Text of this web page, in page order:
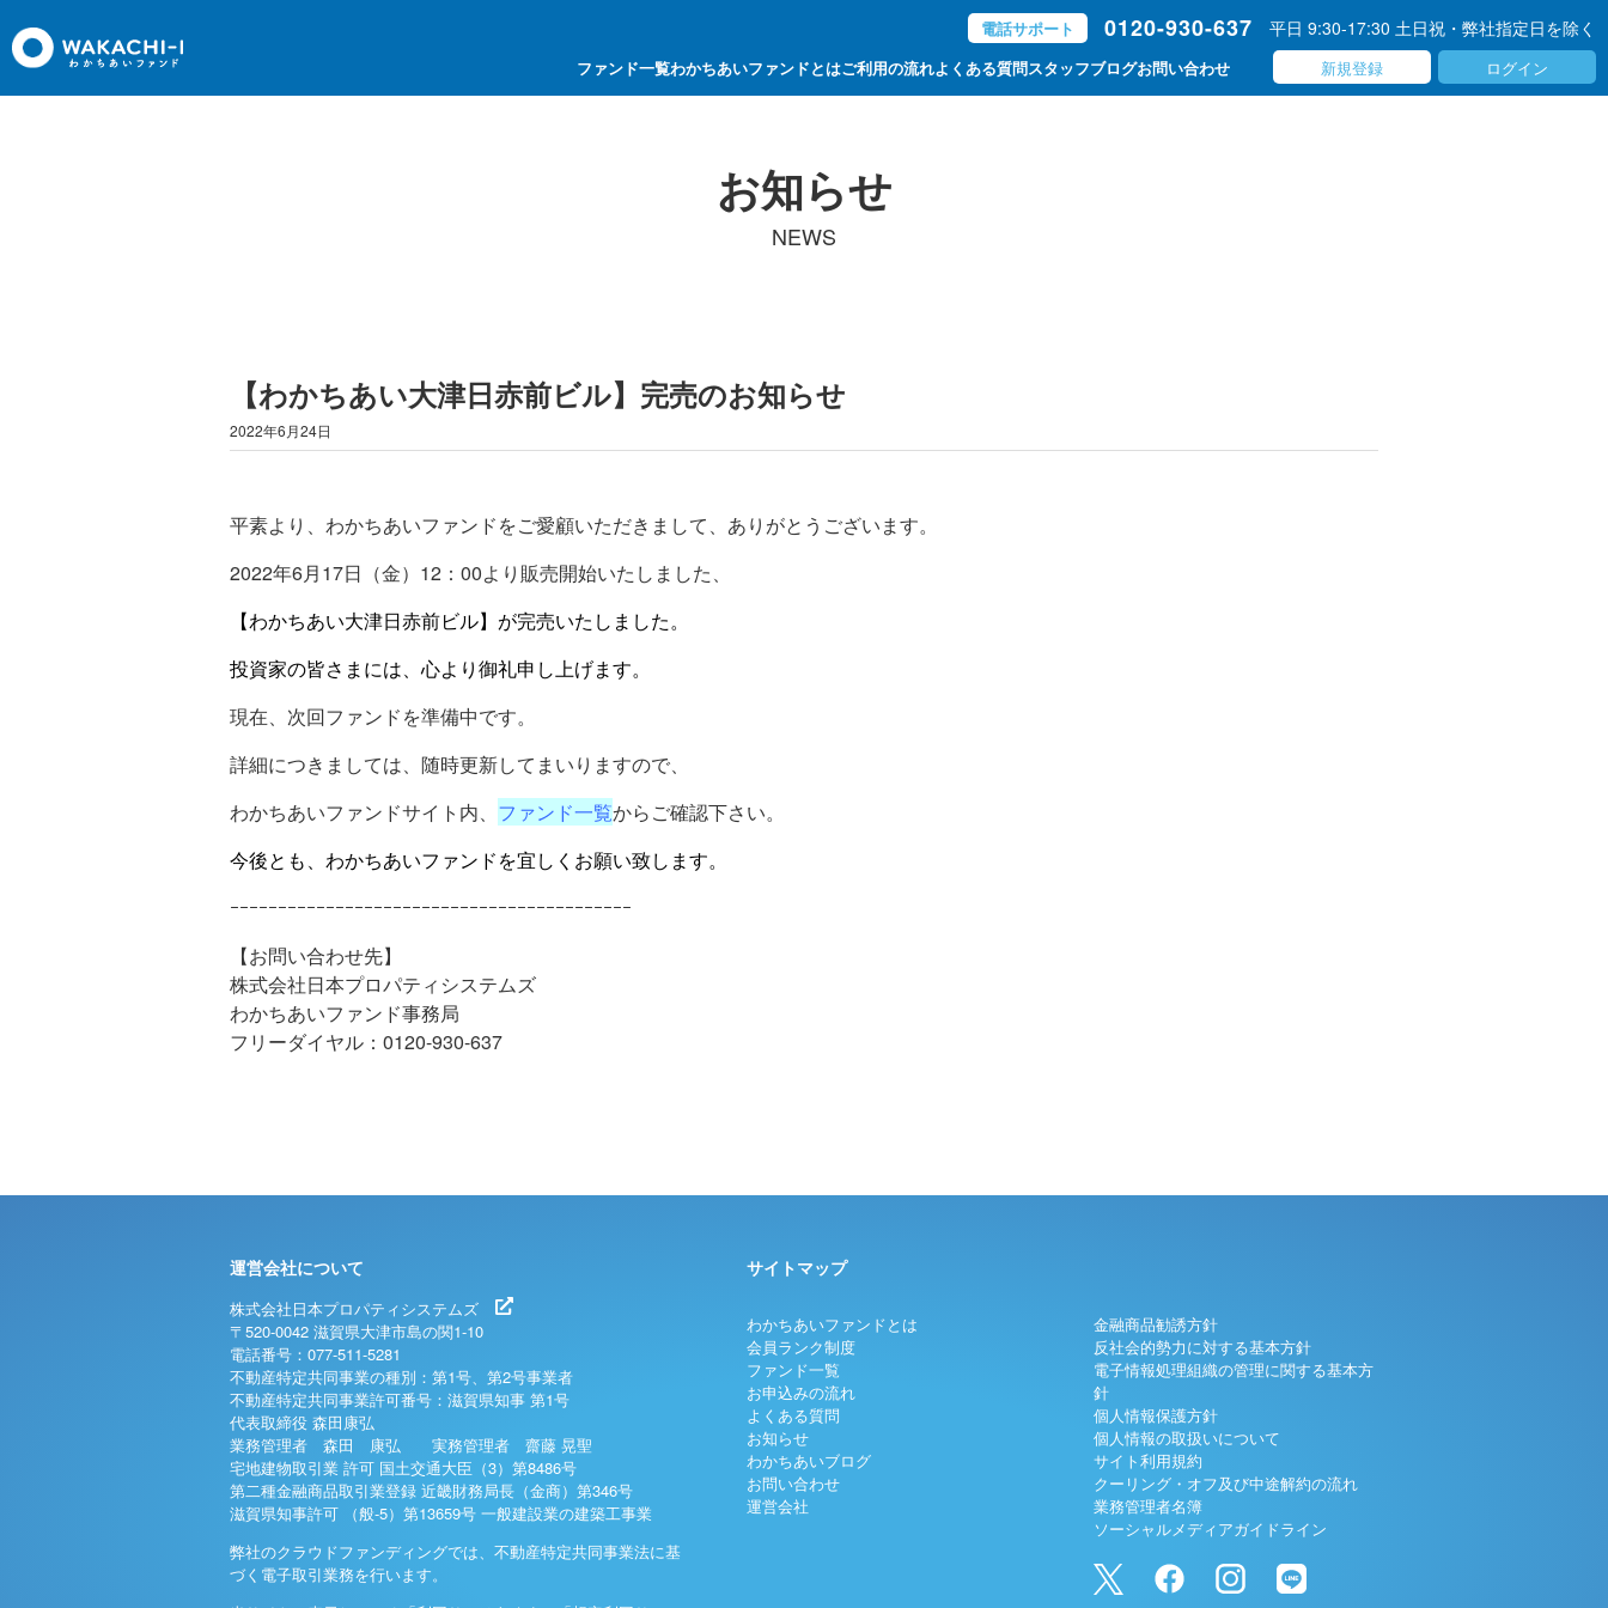
電話サポート 0120-930-637 平日 9:30-17:30 土日祝・弊社指定日を除く
ファンド一覧わかちあいファンドとはご利用の流れよくある質問スタッフブログお問い合わせ 新規登録 ログイン
お知らせ
NEWS
【わかちあい大津日赤前ビル】完売のお知らせ
2022年6月24日
平素より、わかちあいファンドをご愛顧いただきまして、ありがとうございます。
2022年6月17日（金）12：00より販売開始いたしました、
【わかちあい大津日赤前ビル】が完売いたしました。
投資家の皆さまには、心より御礼申し上げます。
現在、次回ファンドを準備中です。
詳細につきましては、随時更新してまいりますので、
わかちあいファンドサイト内、 ファンド一覧からご確認下さい。
今後とも、わかちあいファンドを宜しくお願い致します。
ｰｰｰｰｰｰｰｰｰｰｰｰｰｰｰｰｰｰｰｰｰｰｰｰｰｰｰｰｰｰｰｰｰｰｰｰｰｰｰｰｰｰ
【お問い合わせ先】
株式会社日本プロパティシステムズ
わかちあいファンド事務局
フリーダイヤル：0120-930-637
運営会社について
株式会社日本プロパティシステムズ
〒520-0042 滋賀県大津市島の関1-10
電話番号：077-511-5281
不動産特定共同事業の種別：第1号、第2号事業者
不動産特定共同事業許可番号：滋賀県知事 第1号
代表取締役 森田康弘
業務管理者 森田 康弘 実務管理者 齋藤 晃聖
宅地建物取引業 許可 国土交通大臣（3）第8486号
第二種金融商品取引業登録 近畿財務局長（金商）第346号
滋賀県知事許可 （般-5）第13659号 一般建設業の建築工事業
弊社のクラウドファンディングでは、不動産特定共同事業法に基
づく電子取引業務を行います。
サイトマップ
わかちあいファンドとは
会員ランク制度
ファンド一覧
お申込みの流れ
よくある質問
お知らせ
わかちあいブログ
お問い合わせ
運営会社
金融商品勧誘方針
反社会的勢力に対する基本方針
電子情報処理組織の管理に関する基本方
針
個人情報保護方針
個人情報の取扱いについて
サイト利用規約
クーリング・オフ及び中途解約の流れ
業務管理者名簿
ソーシャルメディアガイドライン